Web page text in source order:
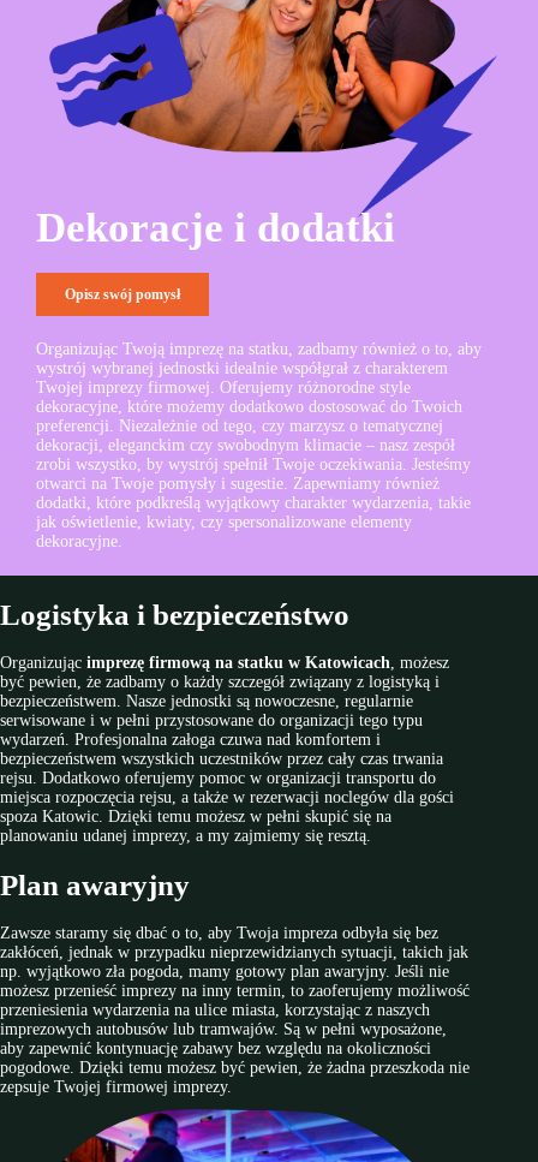
Dekoracje i dodatki
Opisz swój pomysł
Organizując Twoją imprezę na statku, zadbamy również o to, aby
wystrój wybranej jednostki idealnie współgrał z charakterem
Twojej imprezy firmowej. Oferujemy różnorodne style
dekoracyjne, które możemy dodatkowo dostosować do Twoich
preferencji. Niezależnie od tego, czy marzysz o tematycznej
dekoracji, eleganckim czy swobodnym klimacie – nasz zespół
zrobi wszystko, by wystrój spełnił Twoje oczekiwania. Jesteśmy
otwarci na Twoje pomysły i sugestie. Zapewniamy również
dodatki, które podkreślą wyjątkowy charakter wydarzenia, takie
jak oświetlenie, kwiaty, czy spersonalizowane elementy
dekoracyjne.
Logistyka i bezpieczeństwo
Organizując imprezę firmową na statku w Katowicach , możesz
być pewien, że zadbamy o każdy szczegół związany z logistyką i
bezpieczeństwem. Nasze jednostki są nowoczesne, regularnie
serwisowane i w pełni przystosowane do organizacji tego typu
wydarzeń. Profesjonalna załoga czuwa nad komfortem i
bezpieczeństwem wszystkich uczestników przez cały czas trwania
rejsu. Dodatkowo oferujemy pomoc w organizacji transportu do
miejsca rozpoczęcia rejsu, a także w rezerwacji noclegów dla gości
spoza Katowic. Dzięki temu możesz w pełni skupić się na
planowaniu udanej imprezy, a my zajmiemy się resztą.
Plan awaryjny
Zawsze staramy się dbać o to, aby Twoja impreza odbyła się bez
zakłóceń, jednak w przypadku nieprzewidzianych sytuacji, takich jak
np. wyjątkowo zła pogoda, mamy gotowy plan awaryjny. Jeśli nie
możesz przenieść imprezy na inny termin, to zaoferujemy możliwość
przeniesienia wydarzenia na ulice miasta, korzystając z naszych
imprezowych autobusów lub tramwajów. Są w pełni wyposażone,
aby zapewnić kontynuację zabawy bez względu na okoliczności
pogodowe. Dzięki temu możesz być pewien, że żadna przeszkoda nie
zepsuje Twojej firmowej imprezy.